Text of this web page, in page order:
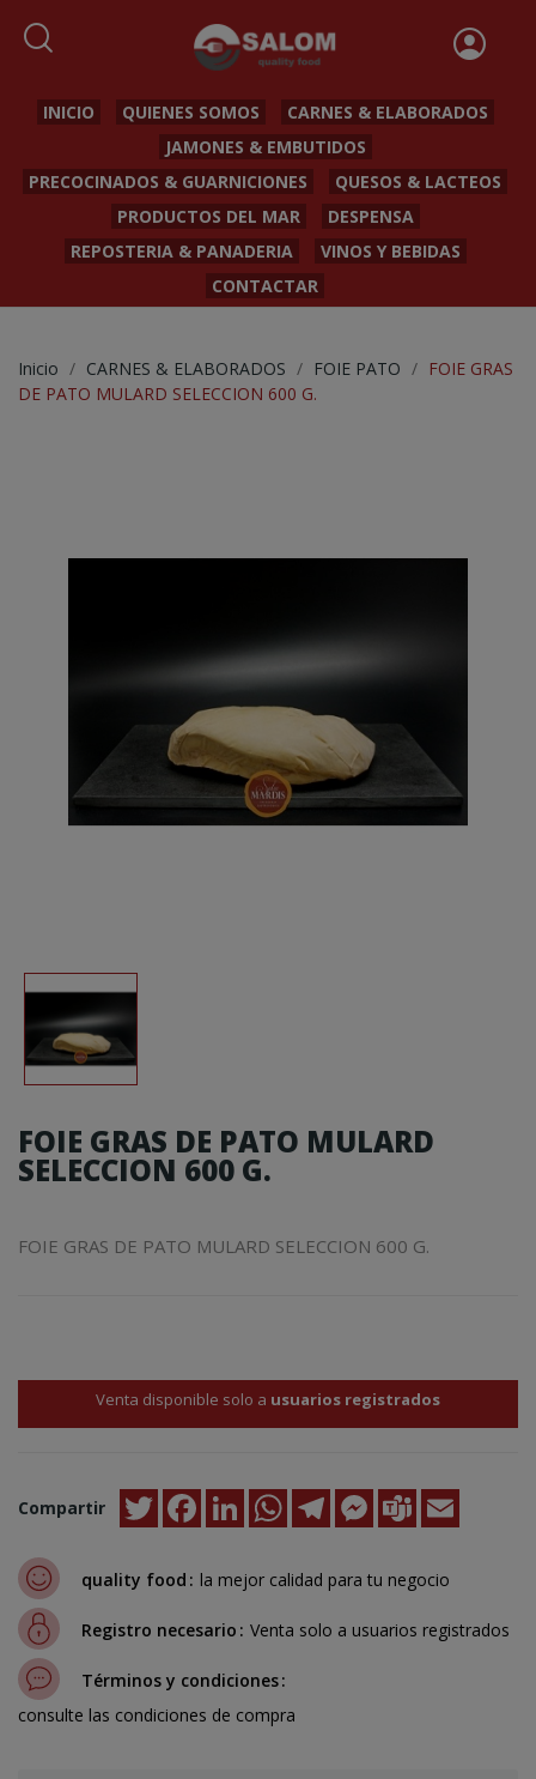
INICIO QUIENES SOMOS
CARNES & ELABORADOS
JAMONES & EMBUTIDOS
PRECOCINADOS & GUARNICIONES
QUESOS & LACTEOS
PRODUCTOS DEL MAR
DESPENSA
REPOSTERIA & PANADERIA
VINOS Y BEBIDAS
CONTACTAR
Inicio CARNES & ELABORADOS FOIE PATO
FOIE GRAS
DE PATO MULARD SELECCION 600 G.
FOIE GRAS DE PATO MULARD
SELECCION 600 G.
FOIE GRAS DE PATO MULARD SELECCION 600 G.
Venta disponible solo a usuarios registrados
Compartir TwitterFacebookLinkedInWhatsAppTelegramMessenger
Teams
quality food la mejor calidad para tu negocio
Registro necesario Venta solo a usuarios registrados
Términos y condiciones
consulte las condiciones de compra